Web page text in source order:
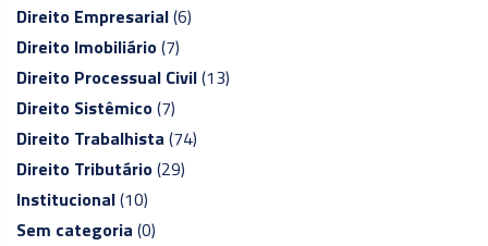
Direito Empresarial(6)
Direito Imobiliário(7)
Direito Processual Civil(13)
Direito Sistêmico(7)
Direito Trabalhista (74)
Direito Tributário(29)
Institucional(10)
Sem categoria (0)